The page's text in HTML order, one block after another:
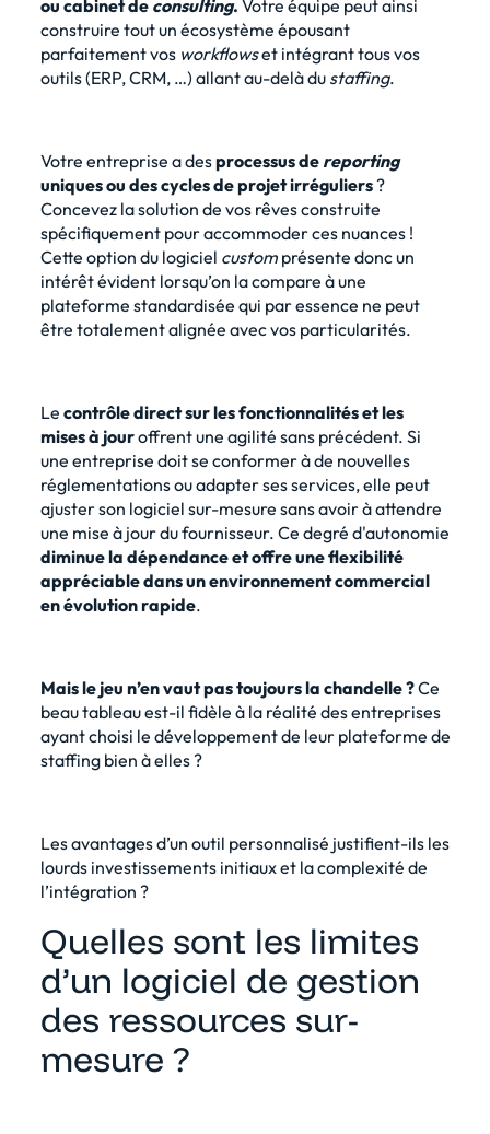
ou cabinet de consulting. Votre équipe peut ainsi
construire tout un écosystème épousant
parfaitement vos workflowset intégrant tous vos
outils(ERP, CRM, …) allant au-delà du staffing.
Votre entreprise a desprocessus de reporting
uniques ou des cycles de projet irréguliers?
Concevez la solution de vos rêves construite
spécifiquement pour accommoder ces nuances !
Cette option du logiciel customprésente donc un
intérêt évident lorsqu’on la compare à une
plateforme standardisée qui par essence ne peut
être totalement alignée avec vos particularités.
Le contrôle direct sur les fonctionnalités et les
mises à jouroffrent une agilité sans précédent. Si
une entreprise doit se conformer à de nouvelles
réglementations ou adapter ses services, elle peut
ajuster son logiciel sur-mesure sans avoir à attendre
une mise à jour du fournisseur. Ce degré d'autonomie
diminue la dépendance et offre une flexibilité
appréciable dans un environnement commercial
en évolution rapide.
Mais le jeu n’en vaut pas toujours la chandelle ?Ce
beau tableau est-il fidèle à la réalité des entreprises
ayant choisi le développement de leur plateforme de
staffing bien à elles ?
Les avantages d’un outil personnalisé justifient-ils les
lourds investissements initiaux et la complexité de
l’intégration ?
Quelles sont les limites
d’un logiciel de gestion
des ressources sur-
mesure ?